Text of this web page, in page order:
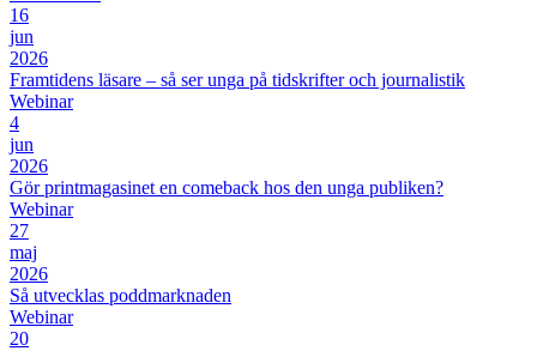
16
jun
2026
Framtidens läsare – så ser unga på tidskrifter och journalistik
Webinar
4
jun
2026
Gör printmagasinet en comeback hos den unga publiken?
Webinar
27
maj
2026
Så utvecklas poddmarknaden
Webinar
20